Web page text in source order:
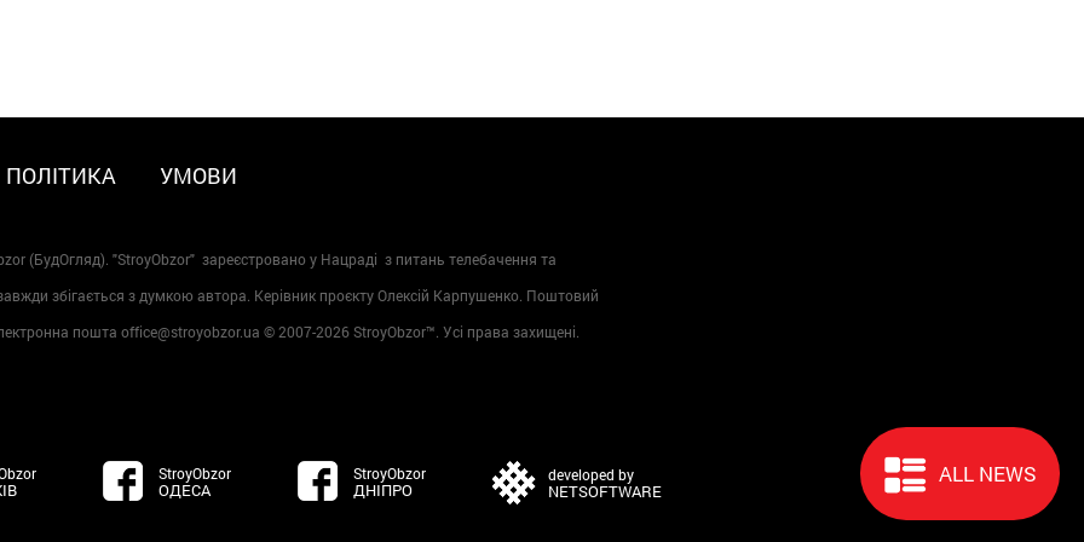
ALL NEWS
ПОЛІТИКА УМОВИ
(БудОгляд). "StroyObzor" зареєстровано у Нацраді з питань телебачення та
збігається з думкою автора. Керівник проєкту Олексій Карпушенко. Поштовий
пошта office@stroyobzor.ua © 2007-2026 StroyObzor™. Усі права захищені.
StroyObzor
ОДЕСА
StroyObzor
ДНІПРО
developed by
NETSOFTWARE